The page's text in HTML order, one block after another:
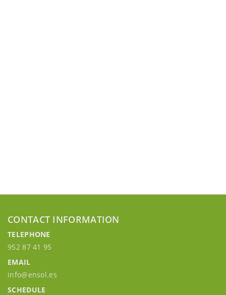
CONTACT INFORMATION
TELEPHONE
952 87 41 95
EMAIL
info@ensol.es
SCHEDULE